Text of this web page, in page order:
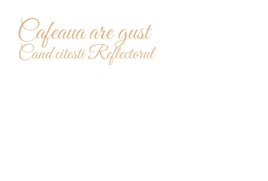
Cafeaua are gust
Cand citesti Reflectorul